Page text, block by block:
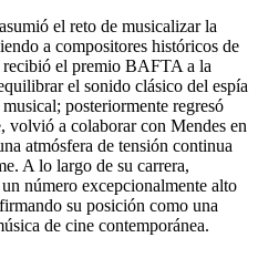
el reto de musicalizar la
a compositores históricos de
recibió el premio BAFTA a la
el sonido clásico del espía
posteriormente regresó
volvió a colaborar con Mendes en
atmósfera de tensión continua
A lo largo de su carrera,
número excepcionalmente alto
su posición como una
de cine contemporánea.